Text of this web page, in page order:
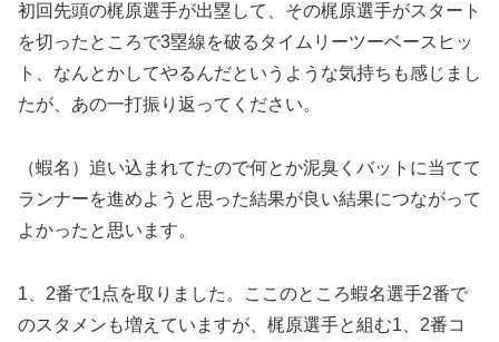
初回先頭の梶原選手が出塁して、その梶原選手がスタート
を切ったところで3塁線を破るタイムリーツーベースヒッ
ト、なんとかしてやるんだというような気持ちも感じまし
たが、あの一打振り返ってください。
（蝦名）追い込まれてたので何とか泥臭くバットに当てて
ランナーを進めようと思った結果が良い結果につながって
よかったと思います。
1、2番で1点を取りました。ここのところ蝦名選手2番で
のスタメンも増えていますが、梶原選手と組む1、2番コ